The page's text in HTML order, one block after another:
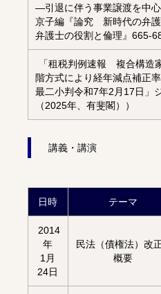
―引退に伴う事業譲渡を中
京子編『論究 新時代の弁
弁護士の役割と倫理』665-
「租税判例速報 複合構造
階方式により経年減点補正
最二小判令和7年2月17日」
（2025年、有斐閣））
講義・講演
日時 テーマ
2014
年
1月
24日
民法（債権法）改
概要